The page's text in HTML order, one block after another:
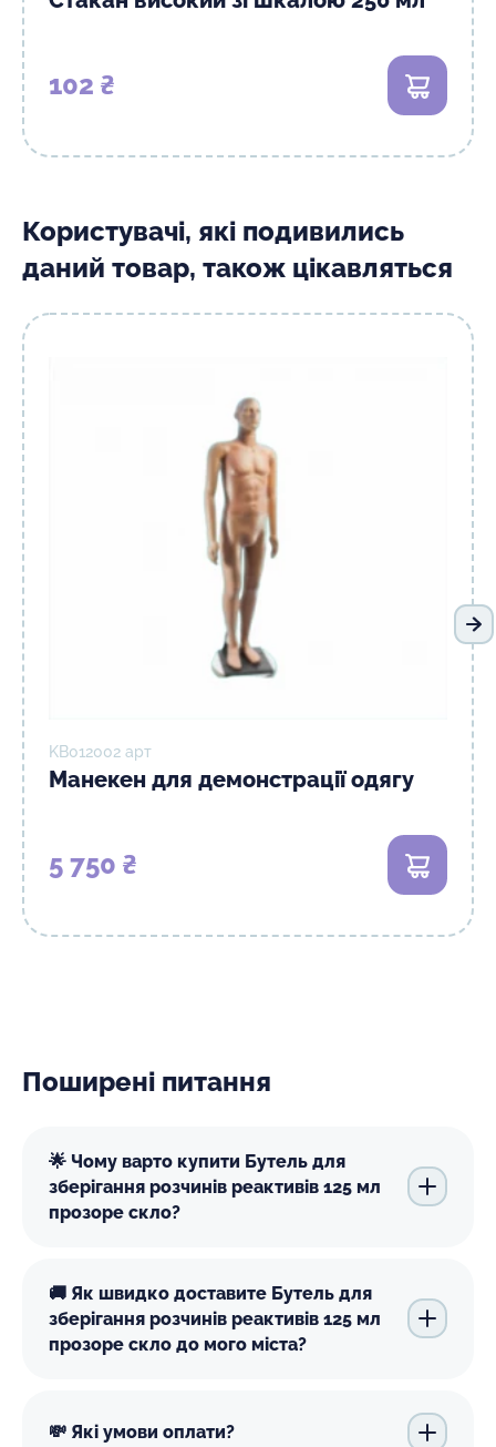
102 ₴ В кошик
Користувачі, які подивились
даний товар, також цікавляться
KB012002 арт
Манекен для демонстрації одягу
5 750 ₴ В кошик
Поширені питання
🌟 Чому варто купити Бутель для
зберігання розчинів реактивів 125 мл
прозоре скло?
🚚 Як швидко доставите Бутель для
зберігання розчинів реактивів 125 мл
прозоре скло до мого міста?
💸 Які умови оплати?